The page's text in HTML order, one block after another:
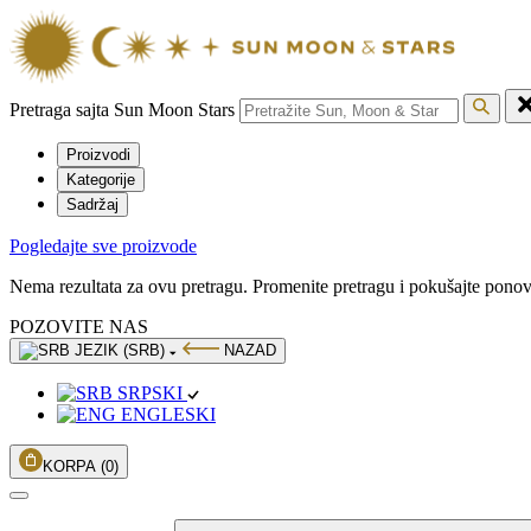
Pretraga sajta Sun Moon Stars
Proizvodi
Kategorije
Sadržaj
Pogledajte sve proizvode
Nema rezultata za ovu pretragu. Promenite pretragu i pokušajte
POZOVITE NAS
JEZIK (SRB) NAZAD
SRPSKI
ENGLESKI
KORPA (0)